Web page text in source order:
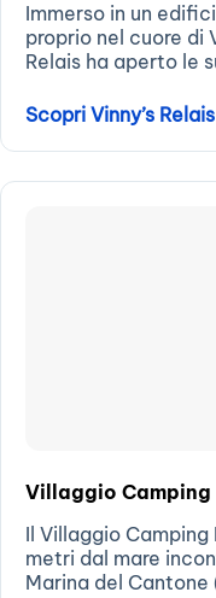
Immerso in un
proprio nel cuore di
Relais ha aperto le
ospitalità
Scopri Vinny’s
Villaggio Camping
Il Villaggio
metri dal mare
Marina del